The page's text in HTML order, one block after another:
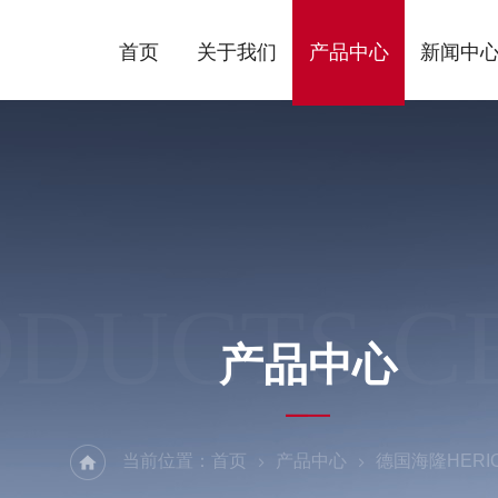
首页 关于我们 产品中心 新闻中
产品中心
当前位置： 首页 产品中心 德国海隆